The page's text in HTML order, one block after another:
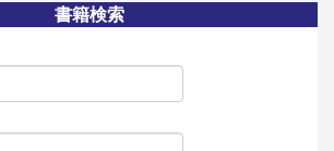
プの流体力学 食べる
書籍検索